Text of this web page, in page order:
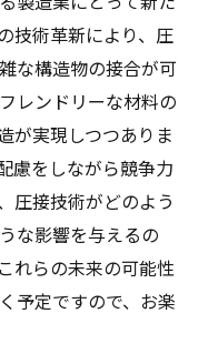
術の共創
の環境改善
における圧接技
技術革新により、圧
な構造物の接合が可
レンドリーな材料の
が実現しつつありま
慮をしながら競争力
圧接技術がどのよう
な影響を与えるの
れらの未来の可能性
予定ですので、お楽